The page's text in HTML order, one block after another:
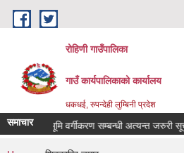
Skip to main content
रोहिणी गाउँपालिका
गाउँ कार्यपालिकाको कार्यालय
धकधई, रुपन्देही लुम्बिनी प्रदेश
समाचारभूमि वर्गीकरण सम्बन्धी अत्यन्त जरुरी सूचना !